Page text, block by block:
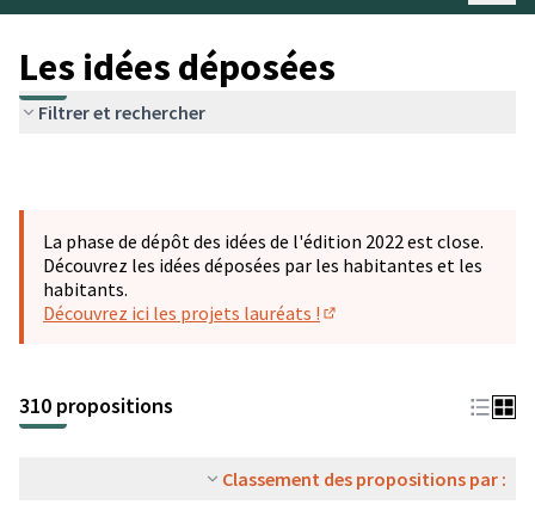
Les idées déposées
Filtrer et rechercher
La phase de dépôt des idées de l'édition 2022 est close.
Découvrez les idées déposées par les habitantes et les
habitants.
Découvrez ici les projets lauréats !
310 propositions
Classement des propositions par :